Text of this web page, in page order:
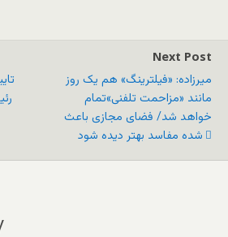
Next Post
میرزاده: «فیلترینگ» هم یک روز
مانند «مزاحمت تلفنی»تمام
خواهد شد/ فضای مجازی باعث
شده مفاسد بهتر دیده شود